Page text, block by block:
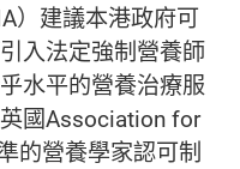
）建議本港政府可
入法定強制營養師
水平的營養治療服
國Association for
的營養學家認可制